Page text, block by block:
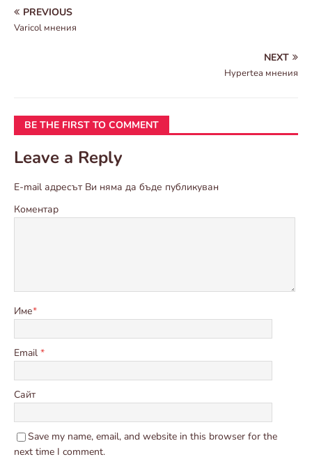
PREVIOUS
Varicol мнения
NEXT
Hypertea мнения
BE THE FIRST TO COMMENT
Leave a Reply
E-mail адресът Ви няма да бъде публикуван
Коментар
Име*
Email *
Сайт
Save my name, email, and website in this browser for the
next time I comment.